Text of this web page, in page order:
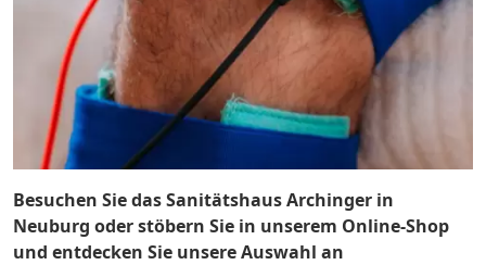
Besuchen Sie das Sanitätshaus Archinger in
Neuburg oder stöbern Sie in unserem Online-Shop
und entdecken Sie unsere Auswahl an